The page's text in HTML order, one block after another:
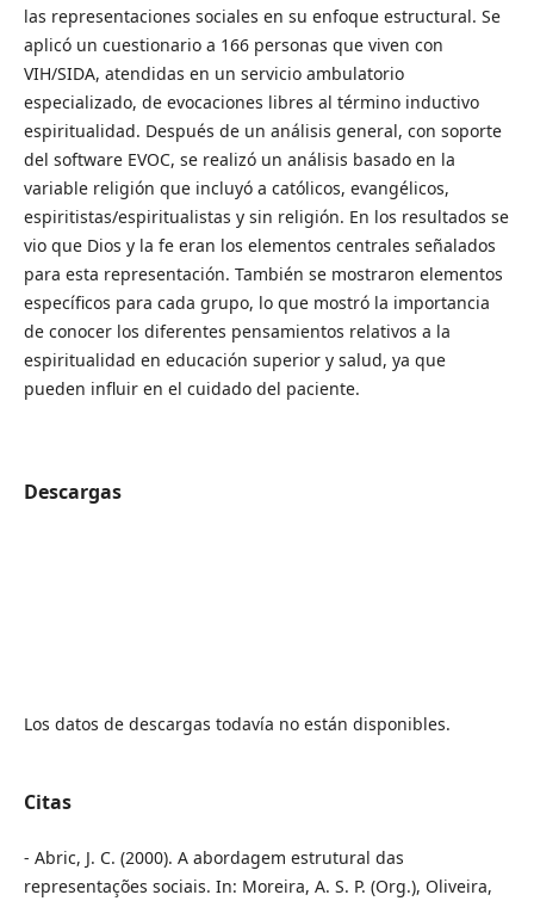
las representaciones sociales en su enfoque estructural. Se
aplicó un cuestionario a 166 personas que viven con
VIH/SIDA, atendidas en un servicio ambulatorio
especializado, de evocaciones libres al término inductivo
espiritualidad. Después de un análisis general, con soporte
del software EVOC, se realizó un análisis basado en la
variable religión que incluyó a católicos, evangélicos,
espiritistas/espiritualistas y sin religión. En los resultados se
vio que Dios y la fe eran los elementos centrales señalados
para esta representación. También se mostraron elementos
específicos para cada grupo, lo que mostró la importancia
de conocer los diferentes pensamientos relativos a la
espiritualidad en educación superior y salud, ya que
pueden influir en el cuidado del paciente.
Descargas
Los datos de descargas todavía no están disponibles.
Citas
- Abric, J. C. (2000). A abordagem estrutural das
representações sociais. In: Moreira, A. S. P. (Org.), Oliveira,